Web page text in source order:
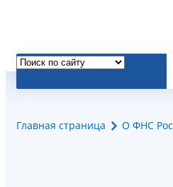
Главная страница О ФНС